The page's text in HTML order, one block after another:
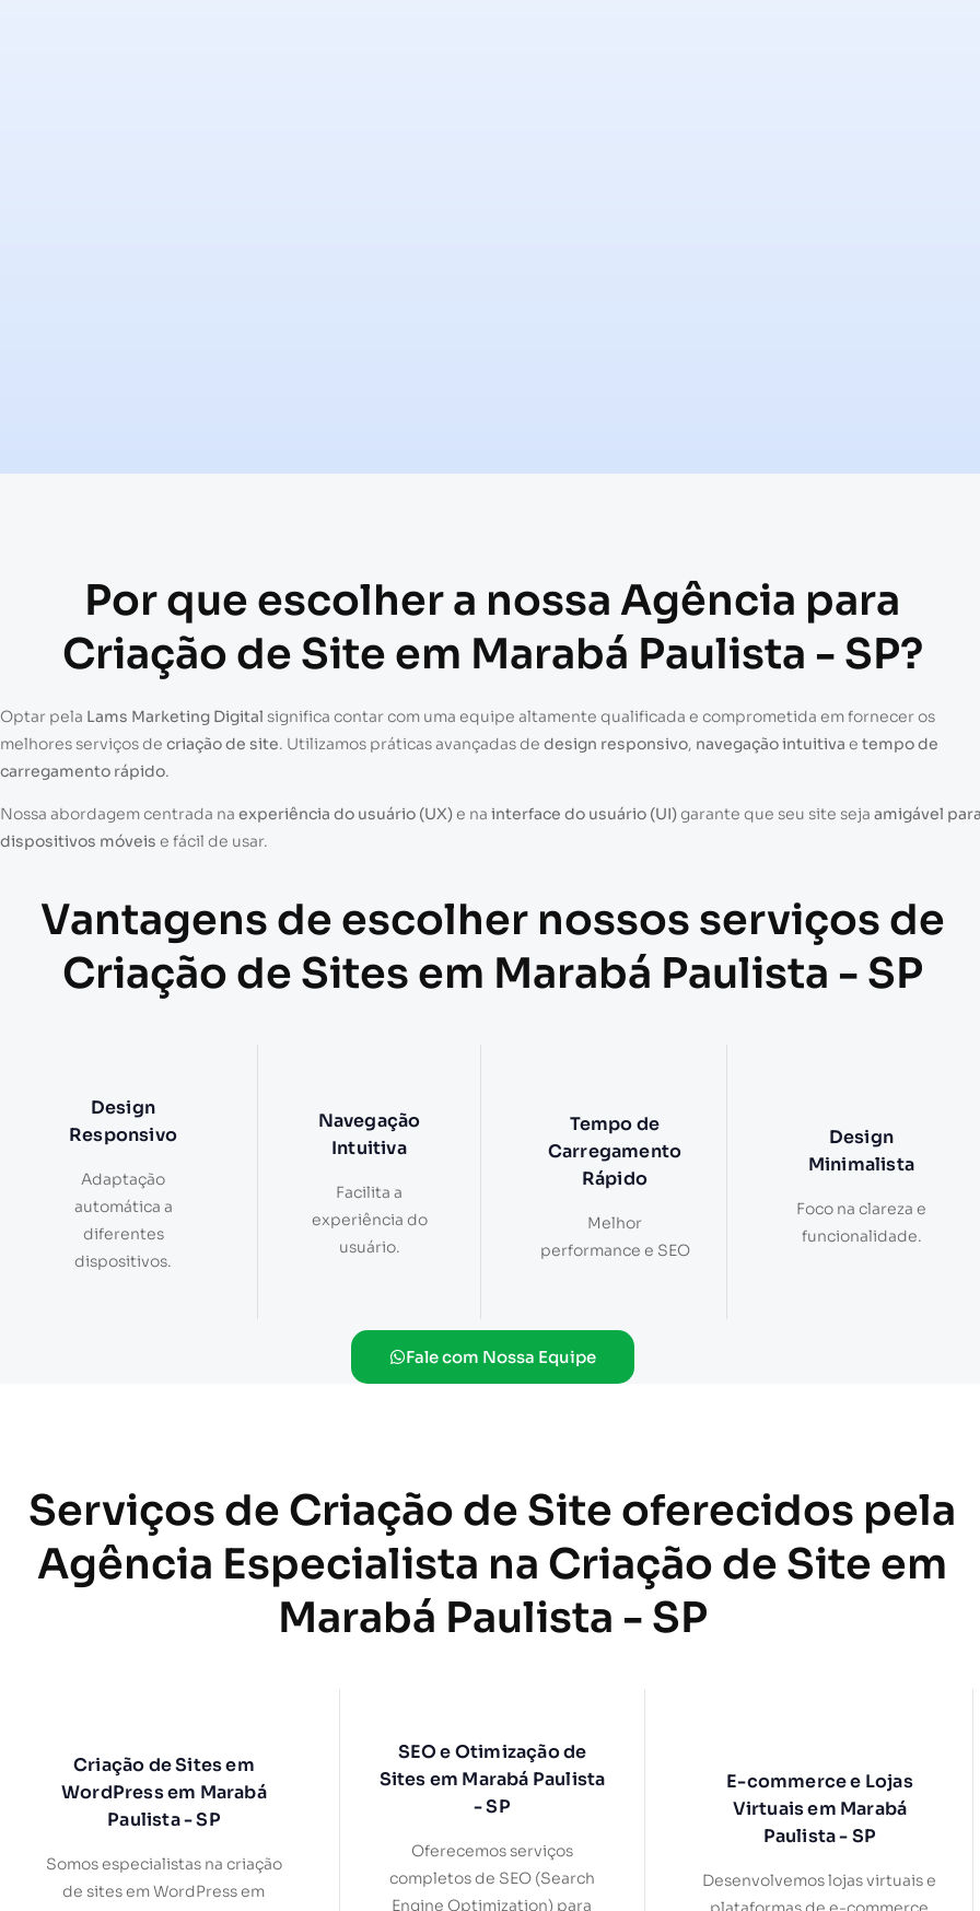
Por que escolher a nossa Agência para
Criação de Site em Marabá Paulista - SP?
Optar pela Lams Marketing Digital significa contar com uma equipe altamente qualificada e comprometida em fornecer os
melhores serviços de criação de site. Utilizamos práticas avançadas de design responsivo, navegação intuitiva e tempo de
carregamento rápido.
Nossa abordagem centrada na experiência do usuário (UX)e na interface do usuário (UI)garante que seu site seja amigável
dispositivos móveis e fácil de usar.
Vantagens de escolher nossos serviços de
Criação de Sites em Marabá Paulista - SP
Design
Responsivo
Adaptação
automática a
diferentes
dispositivos.
Navegação
Intuitiva
Facilita a
experiência do
usuário.
Tempo de
Carregamento
Rápido
Melhor
performance e SEO
Design
Minimalista
Foco na clareza e
funcionalidade.
Fale com Nossa Equipe
Serviços de Criação de Site oferecidos pela
Agência Especialista na Criação de Site em
Marabá Paulista - SP
Criação de Sites em
WordPress em Marabá
Paulista - SP
Somos especialistas na criação
de sites em WordPress em
SEO e Otimização de
Sites em Marabá Paulista
- SP
Oferecemos serviços
completos de SEO (Search
Engine Optimization) para
E-commerce e Lojas
Virtuais em Marabá
Paulista - SP
Desenvolvemos lojas virtuais e